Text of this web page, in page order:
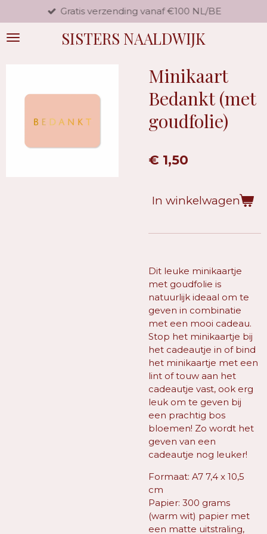
direct
naar
SISTERS NAALDWIJK
Gratis verzending vanaf €100 NL/BE
Minikaart
Bedankt (met
goudfolie)
€ 1,50
In winkelwagen
Dit leuke minikaartje
met goudfolie is
natuurlijk ideaal om te
geven in combinatie
met een mooi cadeau.
Stop het minikaartje bij
het cadeautje in of bind
het minikaartje met een
lint of touw aan het
cadeautje vast, ook erg
leuk om te geven bij
een prachtig bos
bloemen! Zo wordt het
geven van een
cadeautje nog leuker!
Formaat: A7 7,4 x 10,5
cm
Papier: 300 grams
(warm wit) papier met
een matte uitstraling,